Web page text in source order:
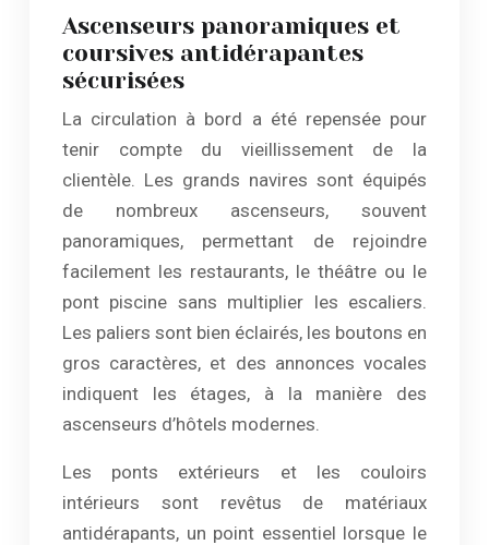
Ascenseurs panoramiques et
coursives antidérapantes
sécurisées
La circulation à bord a été repensée pour
tenir compte du vieillissement de la
clientèle. Les grands navires sont équipés
de nombreux ascenseurs, souvent
panoramiques, permettant de rejoindre
facilement les restaurants, le théâtre ou le
pont piscine sans multiplier les escaliers.
Les paliers sont bien éclairés, les boutons en
gros caractères, et des annonces vocales
indiquent les étages, à la manière des
ascenseurs d’hôtels modernes.
Les ponts extérieurs et les couloirs
intérieurs sont revêtus de matériaux
antidérapants, un point essentiel lorsque le